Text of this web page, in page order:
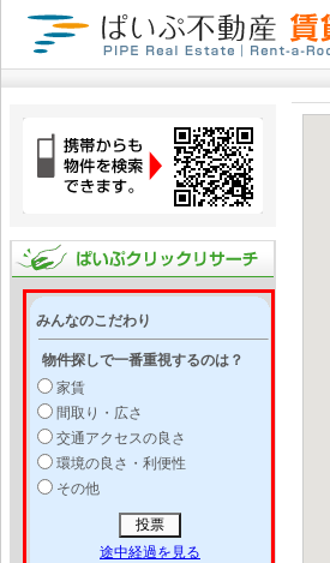
みんなのこだわり
物件探しで一番重視するのは？
家賃
間取り・広さ
交通アクセスの良さ
環境の良さ・利便性
その他
途中経過を見る